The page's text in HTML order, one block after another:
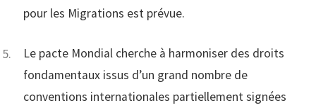
pour les Migrations est prévue.
Le pacte Mondial cherche à harmoniser des droits
fondamentaux issus d’un grand nombre de
conventions internationales partiellement signées